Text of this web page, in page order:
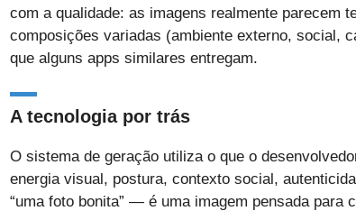
com a qualidade: as imagens realmente parecem
composições variadas (ambiente externo, social,
que alguns apps similares entregam.
A tecnologia por trás
O sistema de geração utiliza o que o
energia visual, postura, contexto social,
“uma foto bonita” — é uma imagem pensada para